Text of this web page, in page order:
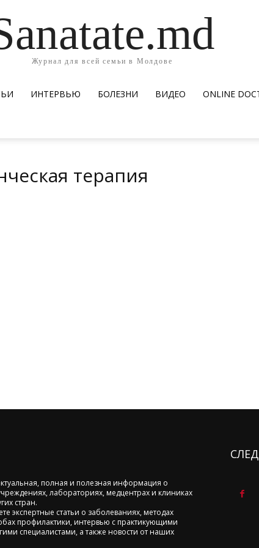
Журнал для всей семьи в Молдове
ИНТЕРВЬЮ БОЛЕЗНИ ВИДЕО ОNLINE
терапия
полная и полезная информация о
лабораториях, медцентрах и клиниках
стран.
экспертные статьи о заболеваниях, методах
профилактики, интервью с практикующими
специалистами, а также новости от наших